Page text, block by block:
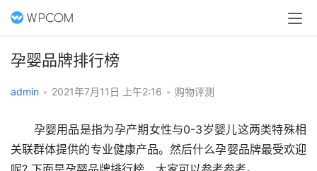
孕婴品牌排行榜
admin • 2021年7月11日 上午2:16 • 购物评测
孕婴用品是指为孕产期女性与0-3岁婴儿这两类特殊相
关联群体提供的专业健康产品。然后什么孕婴品牌最受欢迎